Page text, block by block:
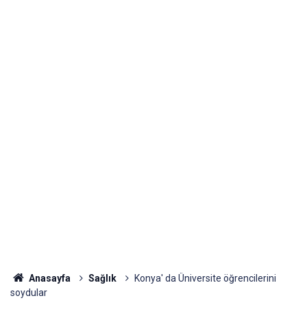
Anasayfa Sağlık
Konya' da Üniversite öğrencilerini
soydular